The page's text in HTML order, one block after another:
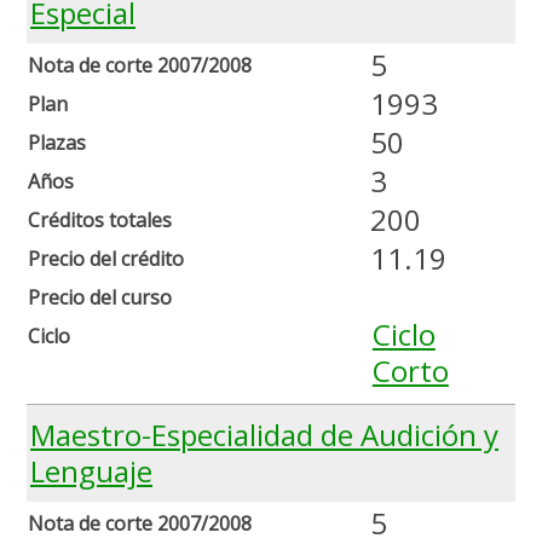
Especial
Nota de corte 2007/2008
Plan
Plazas
Años
Créditos totales
Precio del crédito
Precio del curso
Ciclo
5
1993
50
3
200
11.19
Ciclo
Corto
Maestro-Especialidad de Audición y
Lenguaje
Nota de corte 2007/2008
5